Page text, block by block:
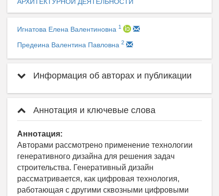
Игнатова Елена Валентиновна 1
Предеина Валентина Павловна 2
Информация об авторах и публикации
Аннотация и ключевые слова
Аннотация:
Авторами рассмотрено применение технологии
генеративного дизайна для решения задач
строительства. Генеративный дизайн
рассматривается, как цифровая технология,
работающая с другими сквозными цифровыми